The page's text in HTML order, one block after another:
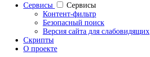
Cервисы
Cервисы
Контент-фильтр
Безопасный поиск
Версия сайта для слабовидящих
Скрипты
О проекте